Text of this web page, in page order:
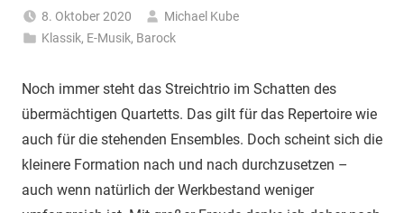
8. Oktober 2020
Michael Kube
Klassik, E-Musik, Barock
Noch immer steht das Streichtrio im Schatten des
übermächtigen Quartetts. Das gilt für das Repertoire wie
auch für die stehenden Ensembles. Doch scheint sich die
kleinere Formation nach und nach durchzusetzen –
auch wenn natürlich der Werkbestand weniger